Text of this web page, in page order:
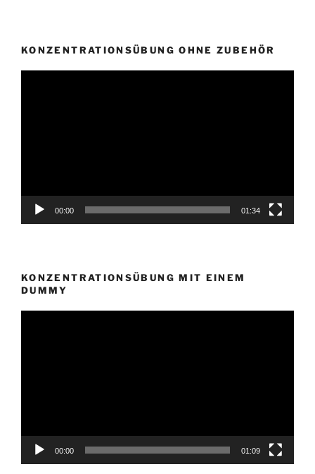
KONZENTRATIONSÜBUNG OHNE ZUBEHÖR
00:00 01:34
KONZENTRATIONSÜBUNG MIT EINEM
DUMMY
00:00 01:09